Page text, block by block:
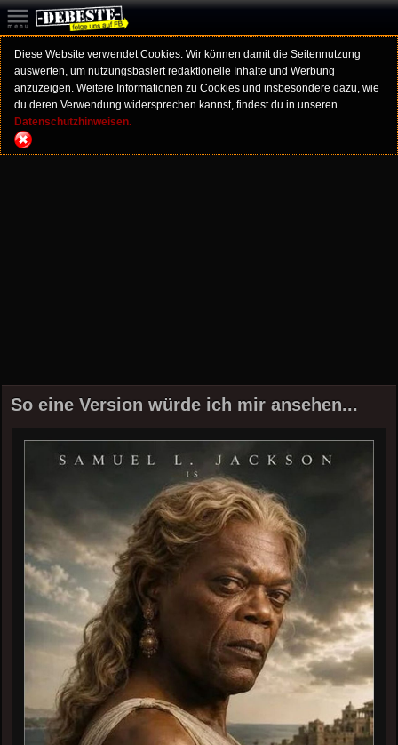
Diese Website verwendet Cookies. Wir können damit die Seitennutzung
auswerten, um nutzungsbasiert redaktionelle Inhalte und Werbung
anzuzeigen. Weitere Informationen zu Cookies und insbesondere dazu, wie
du deren Verwendung widersprechen kannst, findest du in unseren
Datenschutzhinweisen.
So eine Version würde ich mir ansehen...